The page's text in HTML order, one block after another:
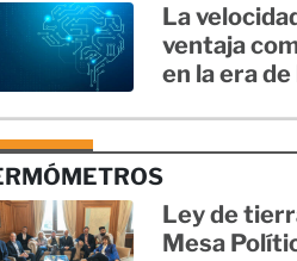
La
ventaja
en la era de
Ley de
Mesa